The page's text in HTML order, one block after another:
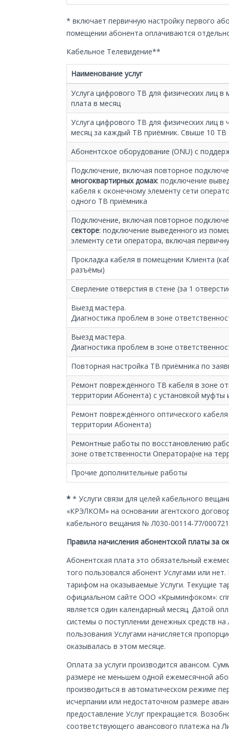
* включает первичную настройку первого
помещении абонента оплачиваются
Кабельное Телевидение**
Наименование услуг
Услуга цифрового ТВ для физических лиц
плата в месяц
Услуга цифрового ТВ для физических лиц в
месяц за каждый ТВ приёмник. Свыше 10 ТВ
Абонентское оборудование (ONU) с
Подключение, включая повторное
многоквартирных домах: подключение
кабеля к оконечному элементу сети
одного ТВ приёмника
Подключение, включая повторное
секторе: подключение выведенного из
элементу сети оператора, включая
Прокладка кабеля в помещении Клиента
разъёмы)
Сверление отверстия в стене (за 1
Выезд мастера.
Диагностика проблем в зоне
Выезд мастера.
Диагностика проблем в зоне
Повторная настройка ТВ приёмника по
Ремонт повреждённого ТВ кабеля в зоне
территории Абонента) с установкой муфты
Ремонт повреждённого оптического
территории Абонента)
Ремонтные работы по восстановлению
зоне ответственности Оператора(не на
Прочие дополнительные работы
* * Услуги связи для целей кабельного
«КРЭЛКОМ» на основании агентского
кабельного вещания № Л030-00114-77/
Правила начисления абонентской платы
Абонентская плата это обязательный
того пользовался абонент Услугами или
тарифом на оказываемые Услуги. Текущие
официальном сайте ООО «Крыминфоком»:
является один календарный месяц. Датой
системы о поступлении денежных средств
пользования Услугами начисляется
оказывалась в этом месяце.
Оплата за услуги производится авансом.
размере не меньшем одной ежемесячной
производиться в автоматическом режиме
исчерпании или недостаточном размере
предоставление Услуг прекращается.
соответствующего авансового платежа на